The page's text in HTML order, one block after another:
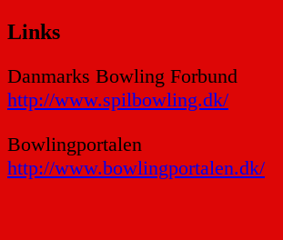
Links
Danmarks Bowling Forbund
http://www.spilbowling.dk/
Bowlingportalen
http://www.bowlingportalen.dk/